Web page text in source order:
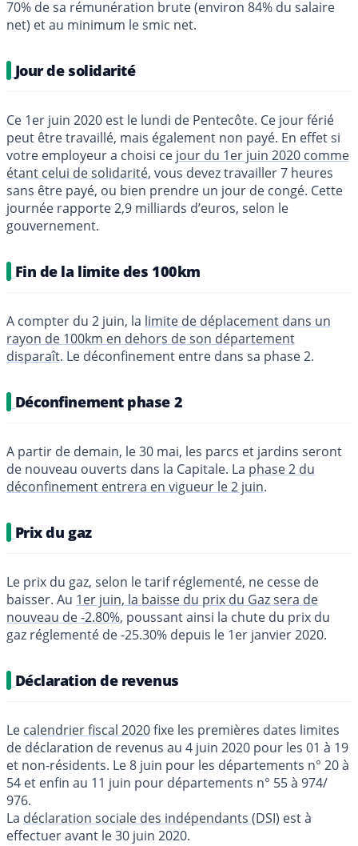
70% de sa rémunération brute (environ 84% du salaire
net) et au minimum le smic net.
Jour de solidarité
Ce 1er juin 2020 est le lundi de Pentecôte. Ce jour férié
peut être travaillé, mais également non payé. En effet si
votre employeur a choisi ce jour du 1er juin 2020 comme
étant celui de solidarité, vous devez travailler 7 heures
sans être payé, ou bien prendre un jour de congé. Cette
journée rapporte 2,9 milliards d’euros, selon le
gouvernement.
Fin de la limite des 100km
A compter du 2 juin, la limite de déplacement dans un
rayon de 100km en dehors de son département
disparaît. Le déconfinement entre dans sa phase 2.
Déconfinement phase 2
A partir de demain, le 30 mai, les parcs et jardins seront
de nouveau ouverts dans la Capitale. La phase 2 du
déconfinement entrera en vigueur le 2 juin.
Prix du gaz
Le prix du gaz, selon le tarif réglementé, ne cesse de
baisser. Au 1er juin, la baisse du prix du Gaz sera de
nouveau de -2.80%, poussant ainsi la chute du prix du
gaz réglementé de -25.30% depuis le 1er janvier 2020.
Déclaration de revenus
Le calendrier fiscal 2020fixe les premières dates limites
de déclaration de revenus au 4 juin 2020 pour les 01 à 19
et non-résidents. Le 8 juin pour les départements n° 20 à
54 et enfin au 11 juin pour départements n° 55 à 974/
976.
La déclaration sociale des indépendants (DSI) est à
effectuer avant le 30 juin 2020.